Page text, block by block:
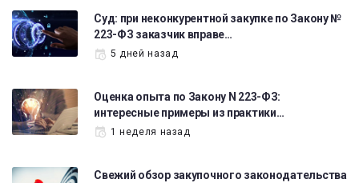
Суд: при неконкурентной закупке по Закону №
223-ФЗ заказчик вправе…
5 дней назад
Оценка опыта по Закону N 223-ФЗ:
интересные примеры из практики…
1 неделя назад
Свежий обзор закупочного законодательства